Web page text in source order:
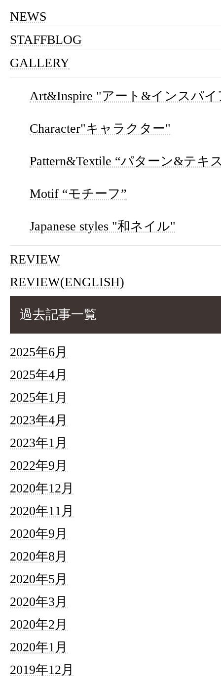
NEWS
STAFFBLOG
GALLERY
Art&Inspire "アート&インスパ
Character"キャラクター"
Pattern&Textile “パターン&テキ
Motif “モチーフ”
Japanese styles "和ネイル"
REVIEW
REVIEW(ENGLISH)
過去記事一覧
2025年6月
2025年4月
2025年1月
2023年4月
2023年1月
2022年9月
2020年12月
2020年11月
2020年9月
2020年8月
2020年5月
2020年3月
2020年2月
2020年1月
2019年12月